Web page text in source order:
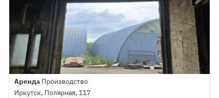
Аренда Производство
Иркутск, Полярная, 117